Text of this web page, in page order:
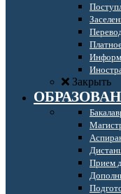
Закрыть
Прием